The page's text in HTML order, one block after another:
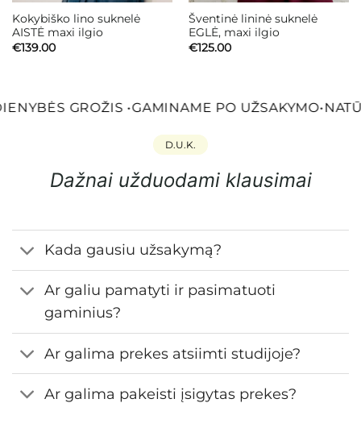
Kokybiško lino suknelė
AISTĖ maxi ilgio
€139.00
Šventinė lininė suknelė
EGLĖ, maxi ilgio
€125.00
GROŽIS• GAMINAME PO UŽSAKYMO•
D.U.K.
Dažnai užduodami klausimai
Kada gausiu užsakymą?
Ar galiu pamatyti ir pasimatuoti
gaminius?
Ar galima prekes atsiimti studijoje?
Ar galima pakeisti įsigytas prekes?